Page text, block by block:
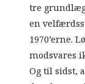
tre
en
1970’erne.
modsvares
Og til sidst,